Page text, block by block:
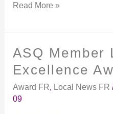
Read More »
ASQ Member
Excellence
Award FR, Local News FR
09
ASQ
Member
Leader
Excellence
Award